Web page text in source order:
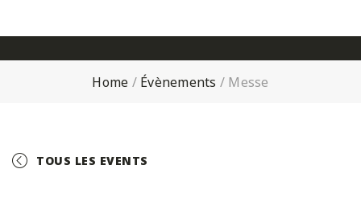
Home / Évènements / Messe
TOUS LES EVENTS